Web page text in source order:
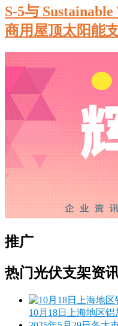
S-5与
商用屋顶太阳能
推广
热门光伏支架资
10月18日上海地区